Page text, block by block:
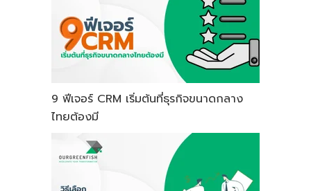
9 ฟีเจอร์ CRM เริ่มต้นที่ธุรกิจขนาดกลาง
ไทยต้องมี